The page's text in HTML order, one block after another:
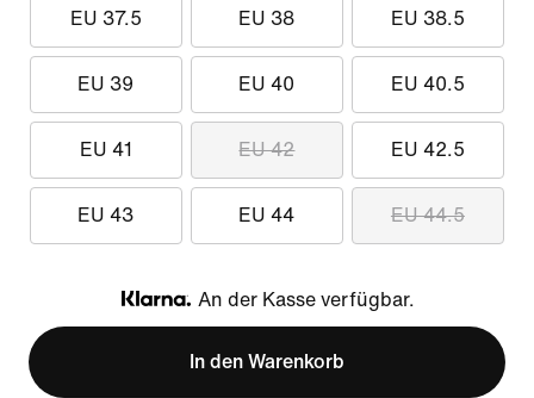
EU 37.5 EU 38 EU 38.5
EU 39 EU 40 EU 40.5
EU 41 EU 42 EU 42.5
EU 43 EU 44 EU 44.5
Klarna
An der Kasse verfügbar.
In den Warenkorb